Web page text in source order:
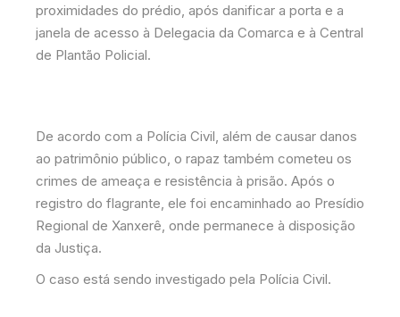
proximidades do prédio, após danificar a porta e a
janela de acesso à Delegacia da Comarca e à Central
de Plantão Policial.
De acordo com a Polícia Civil, além de causar danos
ao patrimônio público, o rapaz também cometeu os
crimes de ameaça e resistência à prisão. Após o
registro do flagrante, ele foi encaminhado ao Presídio
Regional de Xanxerê, onde permanece à disposição
da Justiça.
O caso está sendo investigado pela Polícia Civil.